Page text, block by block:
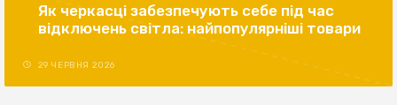
Як черкасці забезпечують себе під час
відключень світла: найпопулярніші товари
29 ЧЕРВНЯ 2026